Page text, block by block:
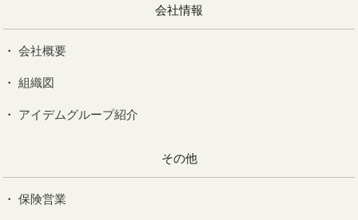
会社情報
会社概要
組織図
アイデムグループ紹介
その他
保険営業